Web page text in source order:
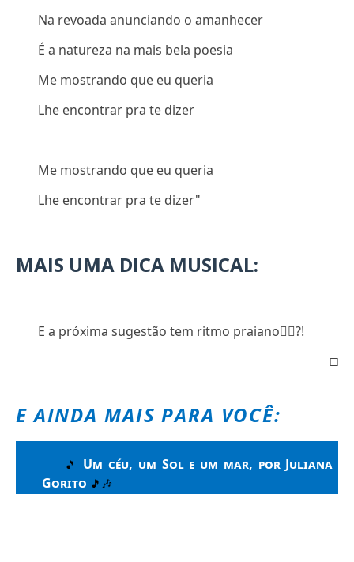
Na revoada anunciando o amanhecer
É a natureza na mais bela poesia
Me mostrando que eu queria
Lhe encontrar pra te dizer
Me mostrando que eu queria
Lhe encontrar pra te dizer"
MAIS UMA DICA MUSICAL:
E a próxima sugestão tem ritmo praiano👇🏻?!
□
E AINDA MAIS PARA VOCÊ:
🎵
Um céu, um Sol e um mar, por Juliana
Gorito 🎵🎶